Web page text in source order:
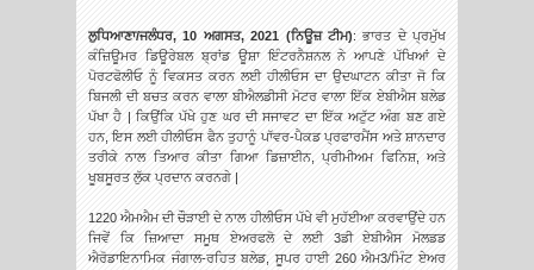
ਲੁਧਿਆਣਾ/ਜਲੰਧਰ, 10 ਅਗਸਤ, 2021 (ਨਿਊਜ਼ ਟੀਮ): ਭਾਰਤ ਦੇ ਪ੍ਰਮੁੱਖ
ਕੰਜ਼ਿਊਮਰ ਡਿਊਰੇਬਲ ਬ੍ਰਾਂਡ ਊਸ਼ਾ ਇੰਟਰਨੈਸ਼ਨਲ ਨੇ ਆਪਣੇ ਪੱਖਿਆਂ ਦੇ
ਪੋਰਟਫੋਲੀਓ ਨੂੰ ਵਿਕਸਤ ਕਰਨ ਲਈ ਹੀਲੀਓਸ ਦਾ ਉਦਘਾਟਨ ਕੀਤਾ ਜੋ ਕਿ
ਬਿਜਲੀ ਦੀ ਬਚਤ ਕਰਨ ਵਾਲਾ ਬੀਐਲਡੀਸੀ ਮੋਟਰ ਵਾਲਾ ਇੱਕ ਏਬੀਐਸ ਬਲੇਡ
ਪੱਖਾ ਹੈ | ਕਿਉਂਕਿ ਪੱਖੇ ਹੁਣ ਘਰ ਦੀ ਸਜਾਵਟ ਦਾ ਇੱਕ ਅਟੁੱਟ ਅੰਗ ਬਣ ਗਏ
ਹਨ, ਇਸ ਲਈ ਹੀਲੀਓਸ ਫੈਨ ਤੁਹਾਨੂੰ ਪਾੱਵਰ-ਪੈਕਡ ਪ੍ਰਫਾਰਮੈਂਸ ਅਤੇ ਸ਼ਾਨਦਾਰ
ਤਰੀਕੇ ਨਾਲ ਤਿਆਰ ਕੀਤਾ ਗਿਆ ਡਿਜ਼ਾਈਨ, ਪ੍ਰੀਮੀਅਮ ਫਿਨਿਸ਼, ਅਤੇ
ਖੂਬਸੂਰਤ ਲੁੱਕ ਪ੍ਰਦਾਨ ਕਰਨਗੇ |
1220 ਐਮਐਮ ਦੀ ਚੌੜਾਈ ਦੇ ਨਾਲ ਹੀਲੀਓਸ ਪੱਖੇ ਵੀ ਮੁਹੱਈਆ ਕਰਵਾਉਂਦੇ ਹਨ
ਜਿਵੇਂ ਕਿ ਜ਼ਿਆਦਾ ਸਮੂਥ ਏਅਰਫਲੋ ਦੇ ਲਈ 3ਡੀ ਏਬੀਐਸ ਮੋਲਡਡ
ਐਰੋਡਾਇਨਾਮਿਕ ਜੰਗਾਲ-ਰਹਿਤ ਬਲੇਡ, ਸੂਪਰ ਹਾਈ 260 ਐਮ3/ਮਿੰਟ ਏਅਰ